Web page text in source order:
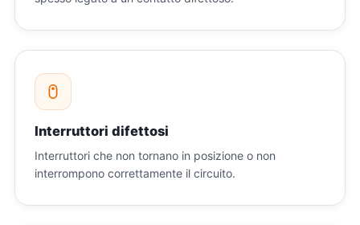
Interruttori difettosi
Interruttori che non tornano in posizione o non
interrompono correttamente il circuito.